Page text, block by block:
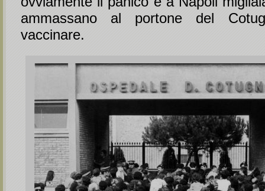
ammassano al portone del
vaccinare.